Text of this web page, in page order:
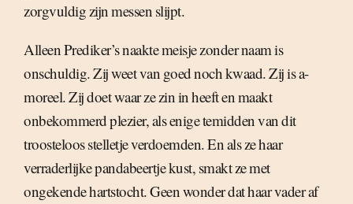
zorgvuldig zijn messen slijpt.
Alleen Prediker’s naakte meisje zonder naam is
onschuldig. Zij weet van goed noch kwaad. Zij is a-
moreel. Zij doet waar ze zin in heeft en maakt
onbekommerd plezier, als enige temidden van dit
troosteloos stelletje verdoemden. En als ze haar
verraderlijke pandabeertje kust, smakt ze met
ongekende hartstocht. Geen wonder dat haar vader af